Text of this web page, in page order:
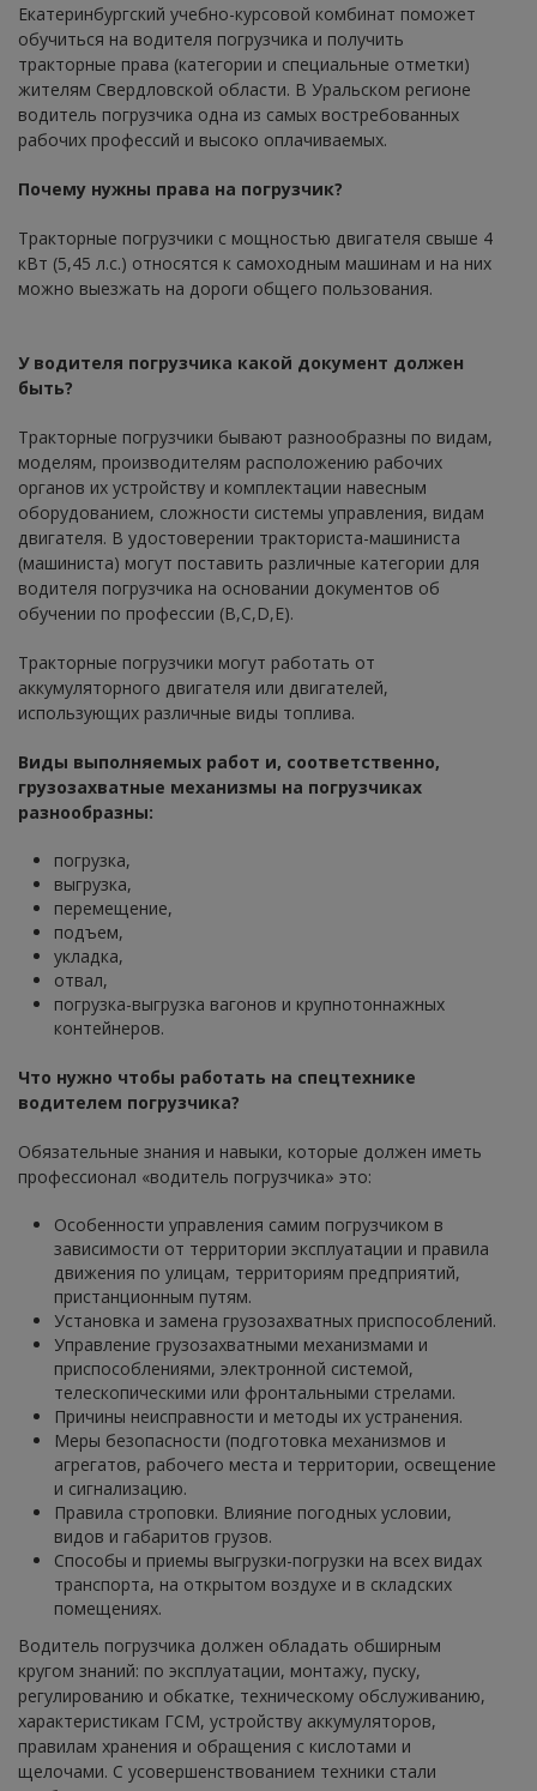
Екатеринбургский учебно-курсовой комбинат поможет
обучиться на водителя погрузчика и получить
тракторные права (категории и специальные отметки)
жителям Свердловской области. В Уральском регионе
водитель погрузчика одна из самых востребованных
рабочих профессий и высоко оплачиваемых.
Почему нужны права на погрузчик?
Тракторные погрузчики с мощностью двигателя свыше 4
кВт (5,45 л.с.) относятся к самоходным машинам и на них
можно выезжать на дороги общего пользования.
У водителя погрузчика какой документ должен
быть?
Тракторные погрузчики бывают разнообразны по видам,
моделям, производителям расположению рабочих
органов их устройству и комплектации навесным
оборудованием, сложности системы управления, видам
двигателя. В удостоверении тракториста-машиниста
(машиниста) могут поставить различные категории для
водителя погрузчика на основании документов об
обучении по профессии (B,C,D,E).
Тракторные погрузчики могут работать от
аккумуляторного двигателя или двигателей,
использующих различные виды топлива.
Виды выполняемых работ и, соответственно,
грузозахватные механизмы на погрузчиках
разнообразны:
погрузка,
выгрузка,
перемещение,
подъем,
укладка,
отвал,
погрузка-выгрузка вагонов и крупнотоннажных
контейнеров.
Что нужно чтобы работать на спецтехнике
водителем погрузчика?
Обязательные знания и навыки, которые должен иметь
профессионал «водитель погрузчика» это:
Особенности управления самим погрузчиком в
зависимости от территории эксплуатации и правила
движения по улицам, территориям предприятий,
пристанционным путям.
Установка и замена грузозахватных приспособлений.
Управление грузозахватными механизмами и
приспособлениями, электронной системой,
телескопическими или фронтальными стрелами.
Причины неисправности и методы их устранения.
Меры безопасности (подготовка механизмов и
агрегатов, рабочего места и территории, освещение
и сигнализацию.
Правила строповки. Влияние погодных условии,
видов и габаритов грузов.
Способы и приемы выгрузки-погрузки на всех видах
транспорта, на открытом воздухе и в складских
помещениях.
Водитель погрузчика должен обладать обширным
кругом знаний: по эксплуатации, монтажу, пуску,
регулированию и обкатке, техническому обслуживанию,
характеристикам ГСМ, устройству аккумуляторов,
правилам хранения и обращения с кислотами и
щелочами. С усовершенствованием техники стали